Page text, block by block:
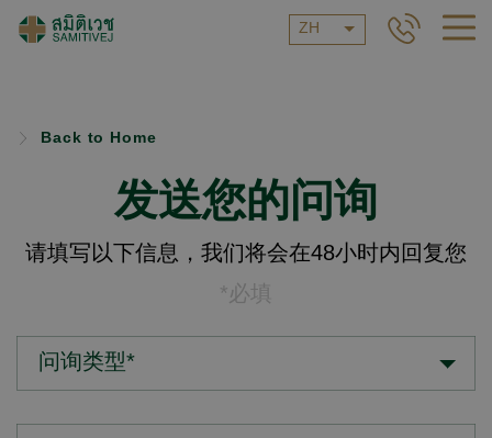
ZH
Back to Home
发送您的问询
请填写以下信息，我们将会在48小时内回复您
*必填
问询类型*